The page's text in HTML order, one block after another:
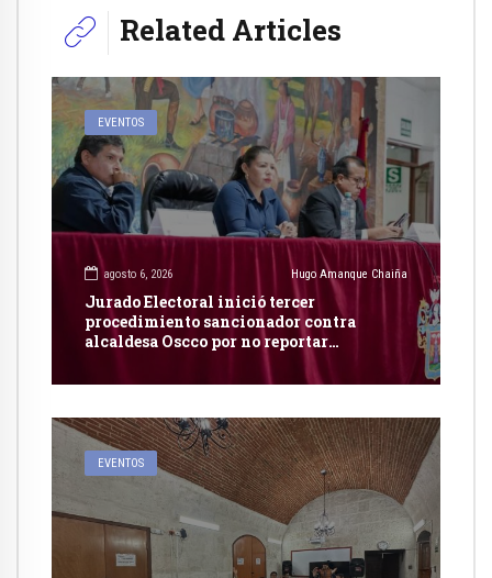
Related Articles
EVENTOS
agosto 6, 2026 Hugo Amanque Chaiña
Jurado Electoral inició tercer
procedimiento sancionador contra
alcaldesa Oscco por no reportar
EVENTOS